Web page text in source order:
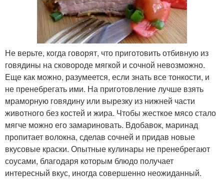
Не верьте, когда говорят, что приготовить отбивную из
говядины на сковороде мягкой и сочной невозможно.
Еще как можно, разумеется, если знать все тонкости, и
не пренебрегать ими. На приготовление лучше взять
мраморную говядину или вырезку из нижней части
животного без костей и жира. Чтобы жесткое мясо стало
мягче можно его замариновать. Вдобавок, маринад
пропитает волокна, сделав сочней и придав новые
вкусовые краски. Опытные кулинары не пренебрегают
соусами, благодаря которым блюдо получает
интересный вкус, иногда совершенно неожиданный.